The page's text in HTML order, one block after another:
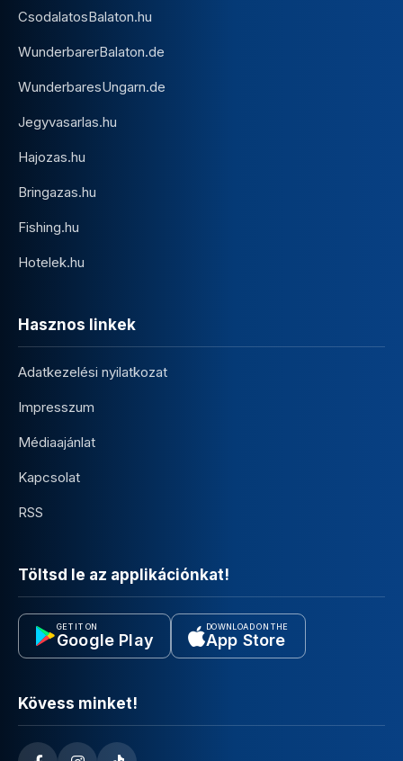
CsodalatosBalaton.hu
WunderbarerBalaton.de
WunderbaresUngarn.de
Jegyvasarlas.hu
Hajozas.hu
Bringazas.hu
Fishing.hu
Hotelek.hu
Hasznos linkek
Adatkezelési nyilatkozat
Impresszum
Médiaajánlat
Kapcsolat
RSS
Töltsd le az applikációnkat!
GET IT ON
Google Play
DOWNLOAD ON THE
App Store
Kövess minket!